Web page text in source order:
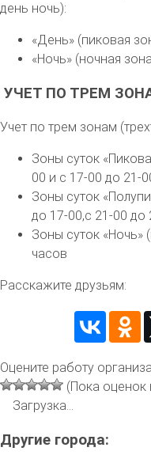
день ночь):
«День» (пиковая
«Ночь» (ночная
УЧЕТ ПО ТРЕМ
Учет по трем зонам
Зоны суток
00 и с 17-00 до 21-
Зоны суток
до 17-00,с 21-00 до
Зоны суток «Ночь»
часов
Расскажите друзьям:
Оцените работу
(Пока оценок
Загрузка...
Другие города: